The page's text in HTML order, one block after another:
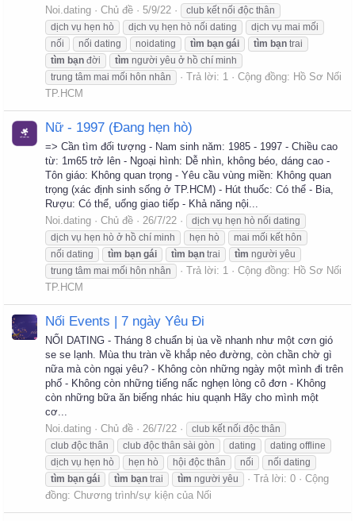
Noi.dating
Chủ đề 5/9/22
club kết nối độc thân
dịch vụ hẹn hò
dịch vụ hẹn hò nối dating
dịch vụ mai mối
nối
nối dating noidating tìm bạn gái tìm bạn trai
tìm bạn đời tìm người yêu ở hồ chí minh
trung tâm mai mối hôn nhân
Trả lời: 1 Cộng đồng: Hồ Sơ Nối
TP.HCM
Nữ - 1997 (Đang hẹn hò)
=> Cần tìm đối tượng - Nam sinh năm: 1985 - 1997 - Chiều cao
từ: 1m65 trở lên - Ngoại hình: Dễ nhìn, không béo, dáng cao -
Tôn giáo: Không quan trọng - Yêu cầu vùng miền: Không quan
trọng (xác định sinh sống ở TP.HCM) - Hút thuốc: Có thể - Bia,
Rượu: Có thể, uống giao tiếp - Khả năng nội...
Noi.dating
Chủ đề 26/7/22
dịch vụ hẹn hò nối dating
dịch vụ hẹn hò ở hồ chí minh
hẹn hò
mai mối kết hôn
nối dating
tìm bạn gái tìm bạn trai tìm người yêu
trung tâm mai mối hôn nhân
Trả lời: 1 Cộng đồng: Hồ Sơ Nối
TP.HCM
Nối Events | 7 ngày Yêu Đi
NỐI DATING - Tháng 8 chuẩn bị ùa về nhanh như một cơn gió
se se lạnh. Mùa thu tràn về khắp nẻo đường, còn chần chờ gì
nữa mà còn ngại yêu? - Không còn những ngày một mình đi trên
phố - Không còn những tiếng nấc nghẹn lòng cô đơn - Không
còn những bữa ăn biếng nhác hiu quạnh Hãy cho mình một
cơ...
Noi.dating
Chủ đề 26/7/22
club kết nối độc thân
club độc thân
club độc thân sài gòn dating
dating offline
dịch vụ hẹn hò
hẹn hò hội độc thân nối
nối dating
tìm bạn gái tìm bạn trai tìm người yêu Trả lời: 0
Cộng
đồng: Chương trình/sự kiện của Nối